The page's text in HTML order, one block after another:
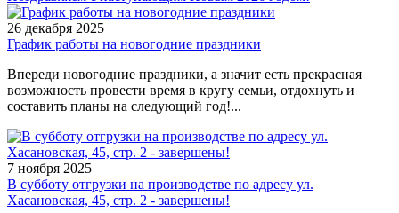
26 декабря 2025
График работы на новогодние праздники
Впереди новогодние праздники, а значит есть прекрасная
возможность провести время в кругу семьи, отдохнуть и
составить планы на следующий год!...
7 ноября 2025
В субботу отгрузки на производстве по адресу ул.
Хасановская, 45, стр. 2 - завершены!